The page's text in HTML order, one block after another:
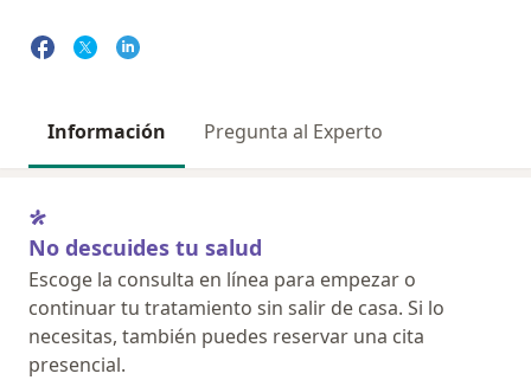
Información Pregunta al Experto
No descuides tu salud
Escoge la consulta en línea para empezar o
continuar tu tratamiento sin salir de casa. Si lo
necesitas, también puedes reservar una cita
presencial.